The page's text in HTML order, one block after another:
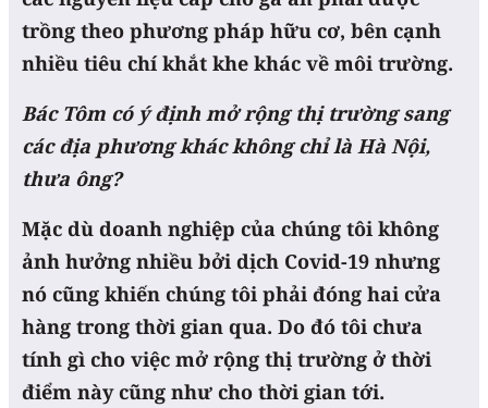
trồng theo phương pháp hữu cơ, bên cạnh
nhiều tiêu chí khắt khe khác về môi trường.
Bác Tôm có ý định mở rộng thị trường sang
các địa phương khác không chỉ là Hà Nội,
thưa ông?
Mặc dù doanh nghiệp của chúng tôi không
ảnh hưởng nhiều bởi dịch Covid-19 nhưng
nó cũng khiến chúng tôi phải đóng hai cửa
hàng trong thời gian qua. Do đó tôi chưa
tính gì cho việc mở rộng thị trường ở thời
điểm này cũng như cho thời gian tới.